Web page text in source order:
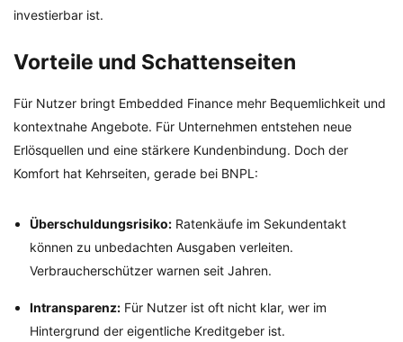
investierbar ist.
Vorteile und Schattenseiten
Für Nutzer bringt Embedded Finance mehr Bequemlichkeit und
kontextnahe Angebote. Für Unternehmen entstehen neue
Erlösquellen und eine stärkere Kundenbindung. Doch der
Komfort hat Kehrseiten, gerade bei BNPL:
Überschuldungsrisiko: Ratenkäufe im Sekundentakt
können zu unbedachten Ausgaben verleiten.
Verbraucherschützer warnen seit Jahren.
Intransparenz: Für Nutzer ist oft nicht klar, wer im
Hintergrund der eigentliche Kreditgeber ist.